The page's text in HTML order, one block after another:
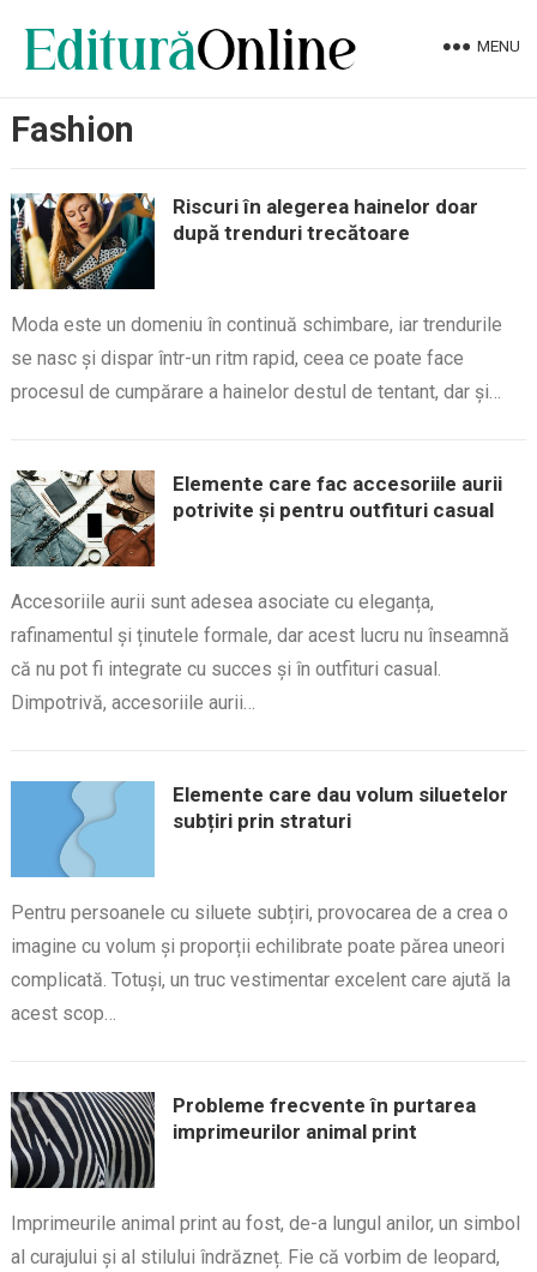
MENU
Fashion
Riscuri în alegerea hainelor doar
după trenduri trecătoare
Moda este un domeniu în continuă schimbare, iar trendurile
se nasc și dispar într-un ritm rapid, ceea ce poate face
procesul de cumpărare a hainelor destul de tentant, dar și…
Elemente care fac accesoriile aurii
potrivite și pentru outfituri casual
Accesoriile aurii sunt adesea asociate cu eleganța,
rafinamentul și ținutele formale, dar acest lucru nu înseamnă
că nu pot fi integrate cu succes și în outfituri casual.
Dimpotrivă, accesoriile aurii…
Elemente care dau volum siluetelor
subțiri prin straturi
Pentru persoanele cu siluete subțiri, provocarea de a crea o
imagine cu volum și proporții echilibrate poate părea uneori
complicată. Totuși, un truc vestimentar excelent care ajută la
acest scop…
Probleme frecvente în purtarea
imprimeurilor animal print
Imprimeurile animal print au fost, de-a lungul anilor, un simbol
al curajului și al stilului îndrăzneț. Fie că vorbim de leopard,